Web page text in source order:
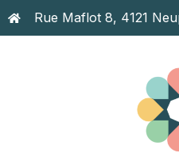
Rue Maflot 8, 4121